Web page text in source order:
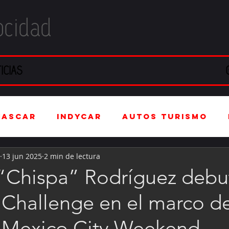
IndyCar Autos Turismo
Automotriz
Kartismo Rally FIA
Rodríguez
en el marco
13 jun 2025 2 min de lectura